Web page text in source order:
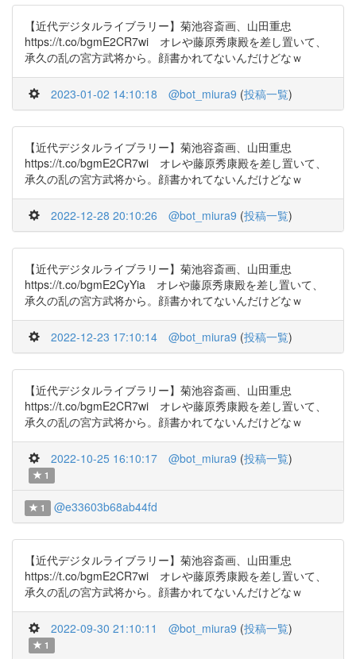
【近代デジタルライブラリー】菊池容斎画、山田重忠
https://t.co/bgmE2CR7wi オレや藤原秀康殿を差し置いて、
承久の乱の宮方武将から。顔書かれてないんだけどなｗ
2023-01-02 14:10:18 @bot_miura9 (投稿一覧)
【近代デジタルライブラリー】菊池容斎画、山田重忠
https://t.co/bgmE2CR7wi オレや藤原秀康殿を差し置いて、
承久の乱の宮方武将から。顔書かれてないんだけどなｗ
2022-12-28 20:10:26 @bot_miura9 (投稿一覧)
【近代デジタルライブラリー】菊池容斎画、山田重忠
https://t.co/bgmE2CyYia オレや藤原秀康殿を差し置いて、
承久の乱の宮方武将から。顔書かれてないんだけどなｗ
2022-12-23 17:10:14 @bot_miura9 (投稿一覧)
【近代デジタルライブラリー】菊池容斎画、山田重忠
https://t.co/bgmE2CR7wi オレや藤原秀康殿を差し置いて、
承久の乱の宮方武将から。顔書かれてないんだけどなｗ
2022-10-25 16:10:17 @bot_miura9 (投稿一覧)
1
1 @e33603b68ab44fd
【近代デジタルライブラリー】菊池容斎画、山田重忠
https://t.co/bgmE2CR7wi オレや藤原秀康殿を差し置いて、
承久の乱の宮方武将から。顔書かれてないんだけどなｗ
2022-09-30 21:10:11 @bot_miura9 (投稿一覧)
1